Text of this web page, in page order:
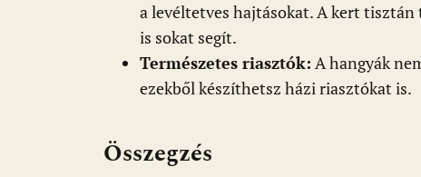
a levéltetves hajtásokat. A kert
is sokat segít.
Természetes riasztók: A hangyák
ezekből készíthetsz házi riasztókat is.
Összegzés